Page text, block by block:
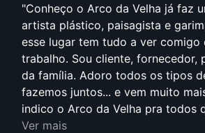
Conheço o Arco da Velha já faz
artista plástico, paisagista e
esse lugar tem tudo a ver comigo
trabalho. Sou cliente, fornecedor,
da família. Adoro todos os tipos
fazemos juntos... e vem muito
indico o Arco da Velha pra todos
Ver mais